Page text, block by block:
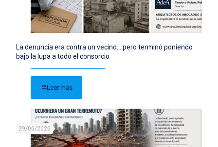
La denuncia era contra un vecino… pero terminó poniendo
bajo la lupa a todo el consorcio
Leer más
29/06/2026